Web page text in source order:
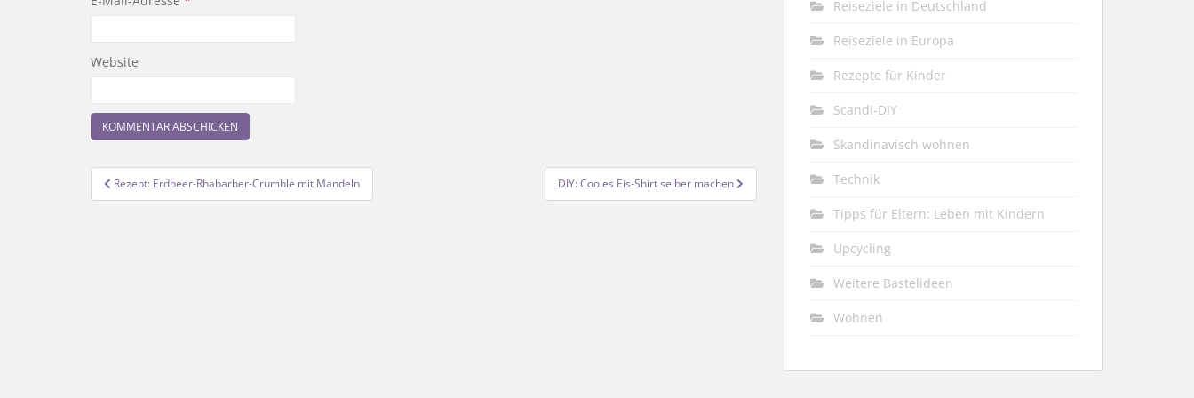
Website
Beitragsnavigation
Rezept: Erdbeer-Rhabarber-Crumble mit Mandeln DIY: Cooles Eis-Shirt selber machen
Reiseziele in Deutschland
Reiseziele in Europa
Rezepte für Kinder
Scandi-DIY
Skandinavisch wohnen
Technik
Tipps für Eltern: Leben mit Kindern
Upcycling
Weitere Bastelideen
Wohnen